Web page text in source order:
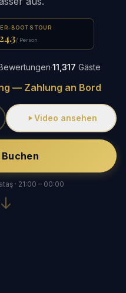
BOOTSTOUR
/ Person
·11,317 Gäste
— Zahlung an Bord
Video ansehen
· 21:00 – 00:00